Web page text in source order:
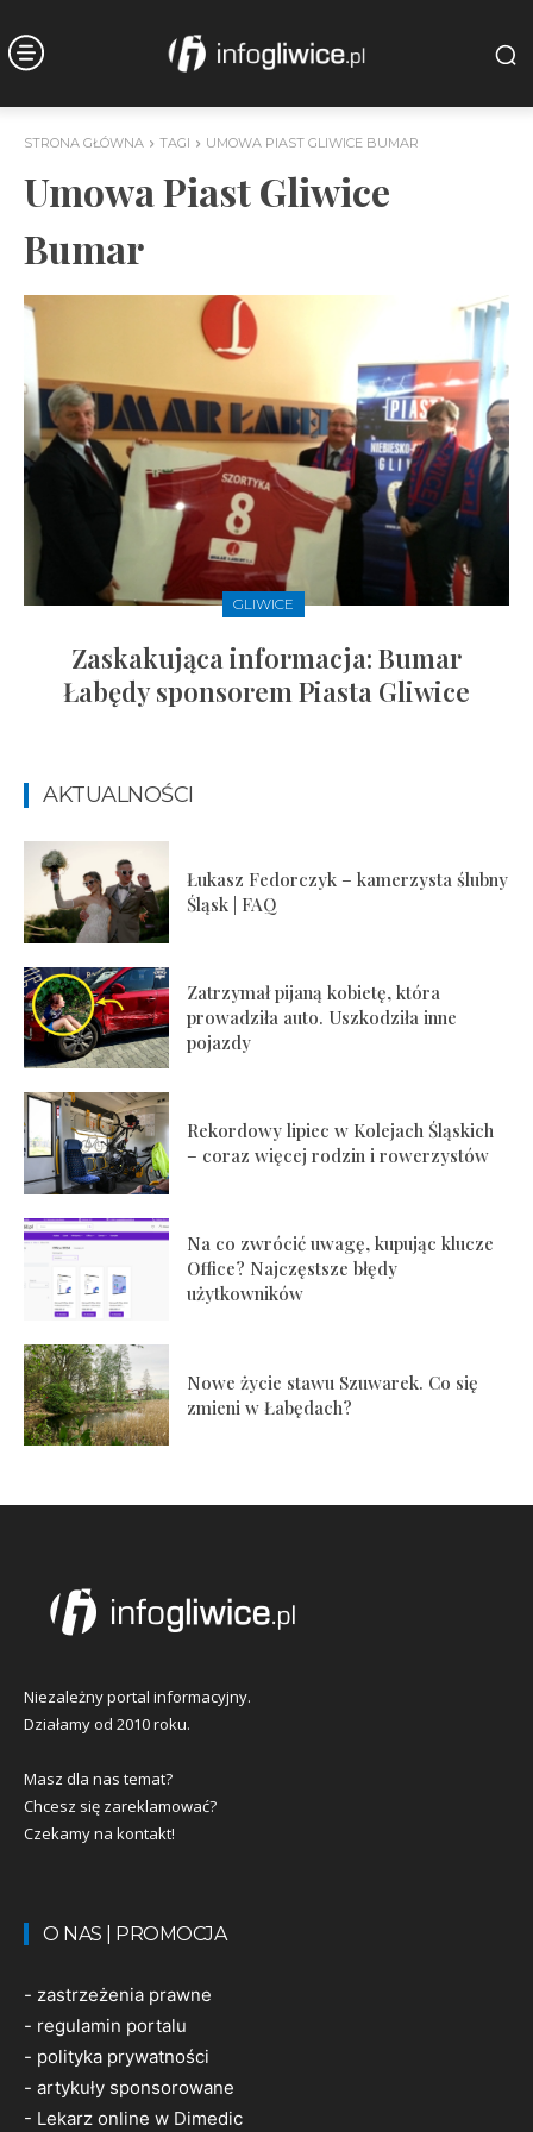
STRONA GŁÓWNA TAGI UMOWA PIAST GLIWICE BUMAR
Umowa Piast Gliwice
Bumar
GLIWICE
Zaskakująca informacja: Bumar
Łabędy sponsorem Piasta Gliwice
AKTUALNOŚCI
Łukasz Fedorczyk – kamerzysta ślubny
Śląsk | FAQ
Zatrzymał pijaną kobietę, która
prowadziła auto. Uszkodziła inne
pojazdy
Rekordowy lipiec w Kolejach Śląskich
– coraz więcej rodzin i rowerzystów
Na co zwrócić uwagę, kupując klucze
Office? Najczęstsze błędy
użytkowników
Nowe życie stawu Szuwarek. Co się
zmieni w Łabędach?
Niezależny portal informacyjny.
Działamy od 2010 roku.
Masz dla nas temat?
Chcesz się zareklamować?
Czekamy na kontakt!
O NAS | PROMOCJA
- zastrzeżenia prawne
- regulamin portalu
- polityka prywatności
- artykuły sponsorowane
- Lekarz online w Dimedic